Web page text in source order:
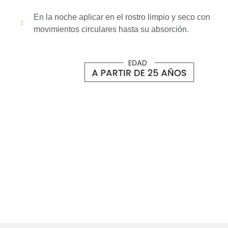
En la noche aplicar en el rostro limpio y seco con
movimientos circulares hasta su absorción.